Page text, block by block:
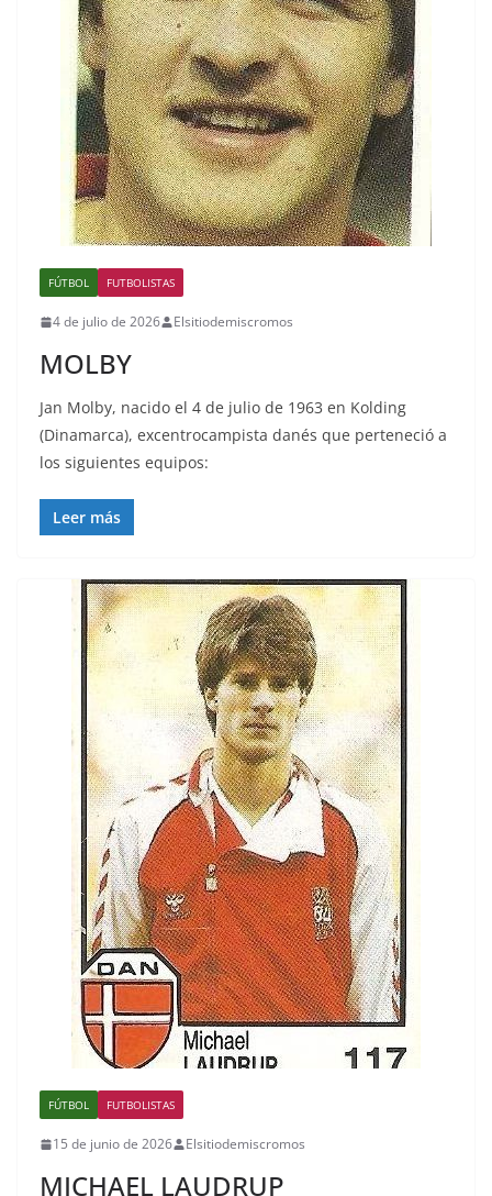
FÚTBOL FUTBOLISTAS
4 de julio de 2026 Elsitiodemiscromos
MOLBY
Jan Molby, nacido el 4 de julio de 1963 en Kolding
(Dinamarca), excentrocampista danés que perteneció a
los siguientes equipos:
Leer más
FÚTBOL FUTBOLISTAS
15 de junio de 2026 Elsitiodemiscromos
MICHAEL LAUDRUP